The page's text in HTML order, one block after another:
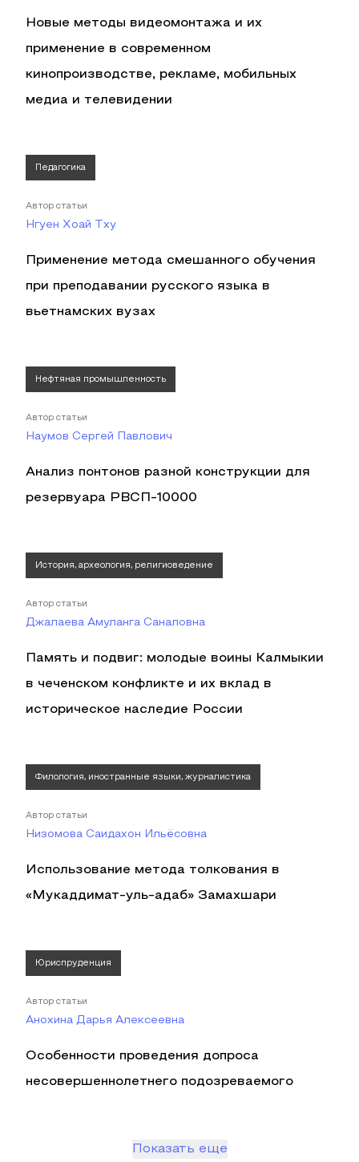
Новые методы видеомонтажа и их
применение в современном
кинопроизводстве, рекламе, мобильных
медиа и телевидении
Педагогика
Автор статьи
Нгуен Хоай Тху
Применение метода смешанного обучения
при преподавании русского языка в
вьетнамских вузах
Нефтяная промышленность
Автор статьи
Наумов Сергей Павлович
Анализ понтонов разной конструкции для
резервуара РВСП-10000
История, археология, религиоведение
Автор статьи
Джалаева Амуланга Саналовна
Память и подвиг: молодые воины Калмыкии
в чеченском конфликте и их вклад в
историческое наследие России
Филология, иностранные языки, журналистика
Автор статьи
Низомова Саидахон Ильёсовна
Использование метода толкования в
«Мукаддимат-уль-адаб» Замахшари
Юриспруденция
Автор статьи
Анохина Дарья Алексеевна
Особенности проведения допроса
несовершеннолетнего подозреваемого
Показать еще